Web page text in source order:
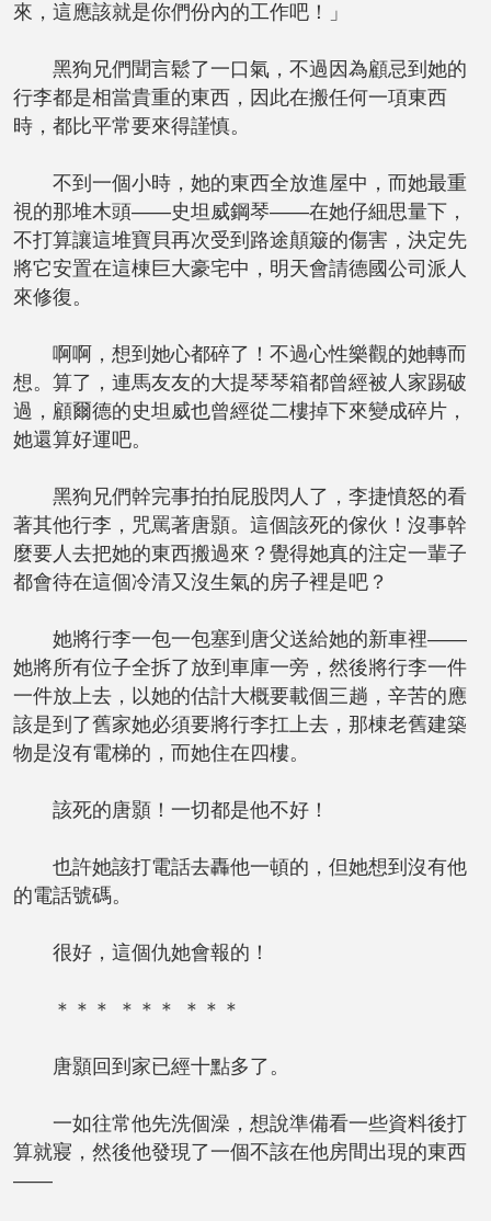
來，這應該就是你們份內的工作吧！」
黑狗兄們聞言鬆了一口氣，不過因為顧忌到她的
行李都是相當貴重的東西，因此在搬任何一項東西
時，都比平常要來得謹慎。
不到一個小時，她的東西全放進屋中，而她最重
視的那堆木頭——史坦威鋼琴——在她仔細思量下，
不打算讓這堆寶貝再次受到路途顛簸的傷害，決定先
將它安置在這棟巨大豪宅中，明天會請德國公司派人
來修復。
啊啊，想到她心都碎了！不過心性樂觀的她轉而
想。算了，連馬友友的大提琴琴箱都曾經被人家踢破
過，顧爾德的史坦威也曾經從二樓掉下來變成碎片，
她還算好運吧。
黑狗兄們幹完事拍拍屁股閃人了，李捷憤怒的看
著其他行李，咒罵著唐顥。這個該死的傢伙！沒事幹
麼要人去把她的東西搬過來？覺得她真的注定一輩子
都會待在這個冷清又沒生氣的房子裡是吧？
她將行李一包一包塞到唐父送給她的新車裡——
她將所有位子全拆了放到車庫一旁，然後將行李一件
一件放上去，以她的估計大概要載個三趟，辛苦的應
該是到了舊家她必須要將行李扛上去，那棟老舊建築
物是沒有電梯的，而她住在四樓。
該死的唐顥！一切都是他不好！
也許她該打電話去轟他一頓的，但她想到沒有他
的電話號碼。
很好，這個仇她會報的！
＊＊＊ ＊＊＊ ＊＊＊
唐顥回到家已經十點多了。
一如往常他先洗個澡，想說準備看一些資料後打
算就寢，然後他發現了一個不該在他房間出現的東西
——